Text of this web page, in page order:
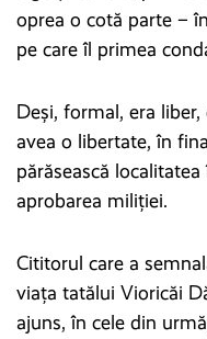
oprea o cotă parte –
pe care îl primea
Deși, formal, era
avea o libertate, în
părăsească
aprobarea miliției.
Cititorul care a
viața tatălui Vioricăi
ajuns, în cele din